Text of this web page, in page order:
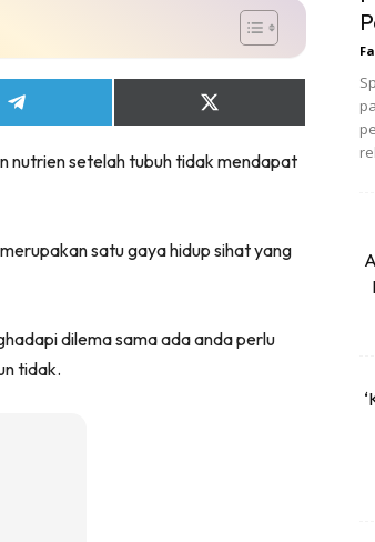
Share
on
Share
on
(Twitter)
nutrien setelah tubuh tidak mendapat
satu gaya hidup sihat yang
dilema sama ada anda perlu
tidak.